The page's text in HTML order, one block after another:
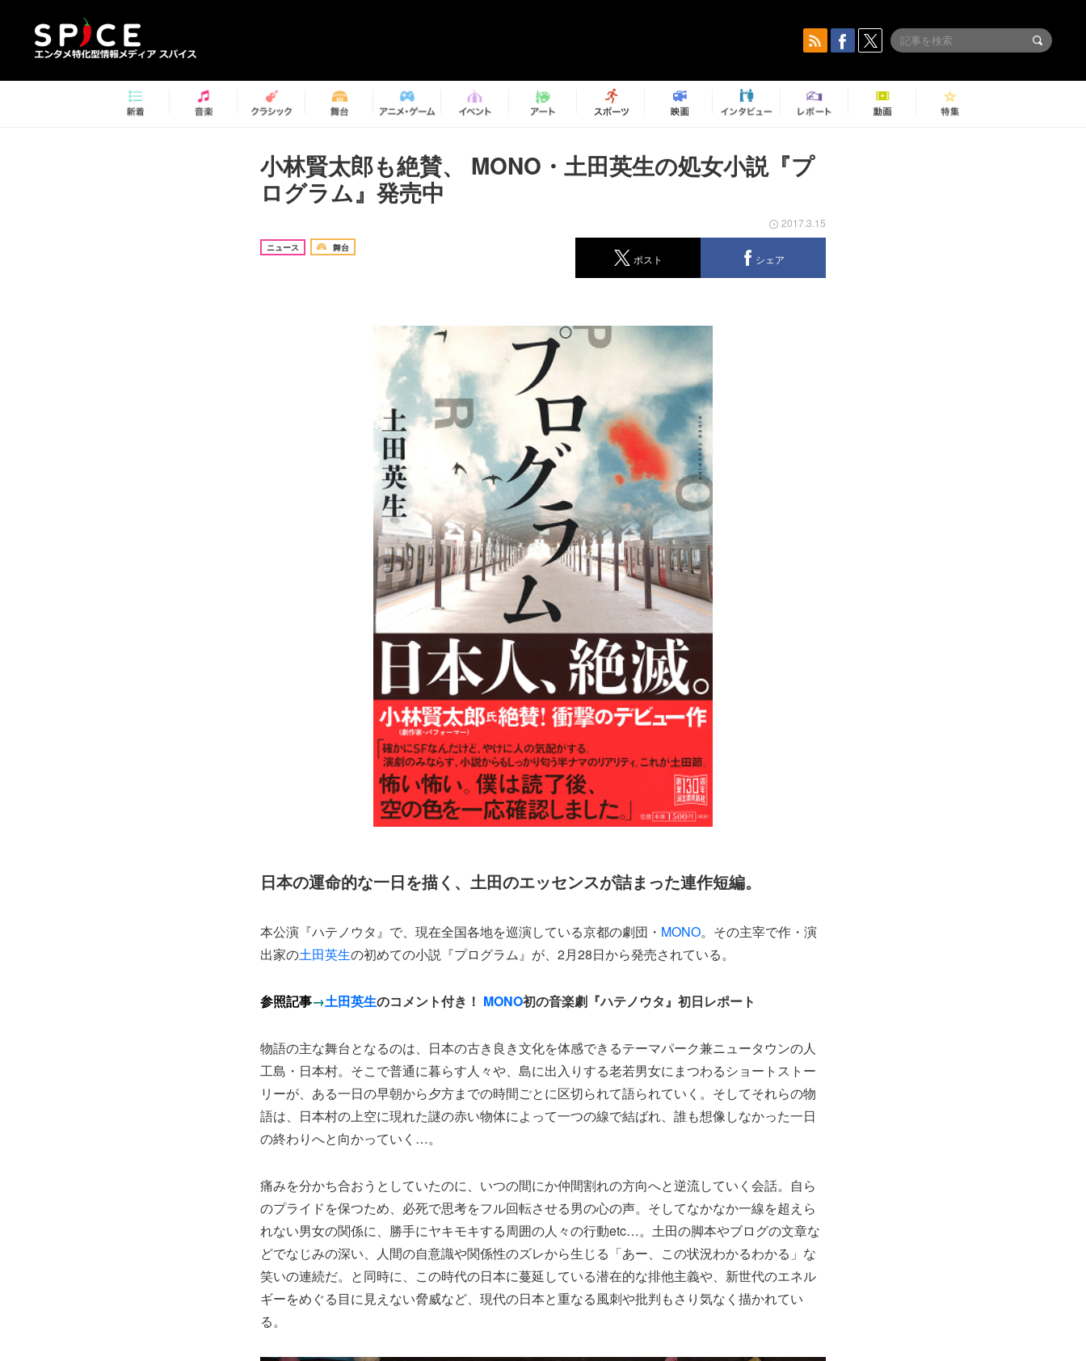
小林賢太郎も絶賛、 MONO・土田英生の処女小説『プ
ログラム』発売中
ニュース 舞台
2017.3.15
ポスト シェア
日本の運命的な一日を描く、土田のエッセンスが詰まった連作短編。
本公演『ハテノウタ』で、現在全国各地を巡演している京都の劇団・ MONO。その主宰で作・演
出家の土田英生の初めての小説『プログラム』が、2月28日から発売されている。
参照記事→土田英生のコメント付き！ MONO初の音楽劇『ハテノウタ』初日レポート
物語の主な舞台となるのは、日本の古き良き文化を体感できるテーマパーク兼ニュータウンの人
工島・日本村。そこで普通に暮らす人々や、島に出入りする老若男女にまつわるショートストー
リーが、ある一日の早朝から夕方までの時間ごとに区切られて語られていく。そしてそれらの物
語は、日本村の上空に現れた謎の赤い物体によって一つの線で結ばれ、誰も想像しなかった一日
の終わりへと向かっていく…。
痛みを分かち合おうとしていたのに、いつの間にか仲間割れの方向へと逆流していく会話。自ら
のプライドを保つため、必死で思考をフル回転させる男の心の声。そしてなかなか一線を超えら
れない男女の関係に、勝手にヤキモキする周囲の人々の行動etc…。土田の脚本やブログの文章な
どでなじみの深い、人間の自意識や関係性のズレから生じる「あー、この状況わかるわかる」な
笑いの連続だ。と同時に、この時代の日本に蔓延している潜在的な排他主義や、新世代のエネル
ギーをめぐる目に見えない脅威など、現代の日本と重なる風刺や批判もさり気なく描かれてい
る。